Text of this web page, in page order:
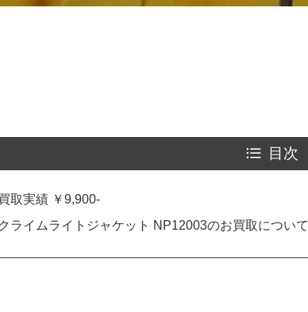
目次
取実績 ￥9,900-
クライムライトジャケット NP12003のお買取について